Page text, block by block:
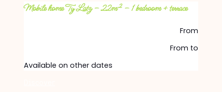
Mobile home Ty Latz – 22m² – 1 bedroom + terrace
From
From to
Available on other dates